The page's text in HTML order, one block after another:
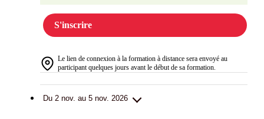
S'inscrire
Le lien de connexion à la formation à distance sera envoyé au
participant quelques jours avant le début de sa formation.
Du 2 nov. au 5 nov. 2026